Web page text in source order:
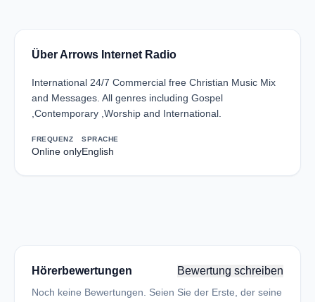
Über Arrows Internet Radio
International 24/7 Commercial free Christian Music Mix
and Messages. All genres including Gospel
,Contemporary ,Worship and International.
FREQUENZ
Online only
SPRACHE
English
Hörerbewertungen Bewertung schreiben
Noch keine Bewertungen. Seien Sie der Erste, der seine